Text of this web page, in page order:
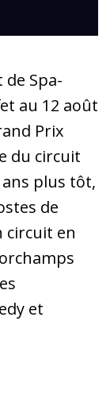
de Spa-
au 12 août
Prix
du circuit
plus tôt,
de
circuit en
et